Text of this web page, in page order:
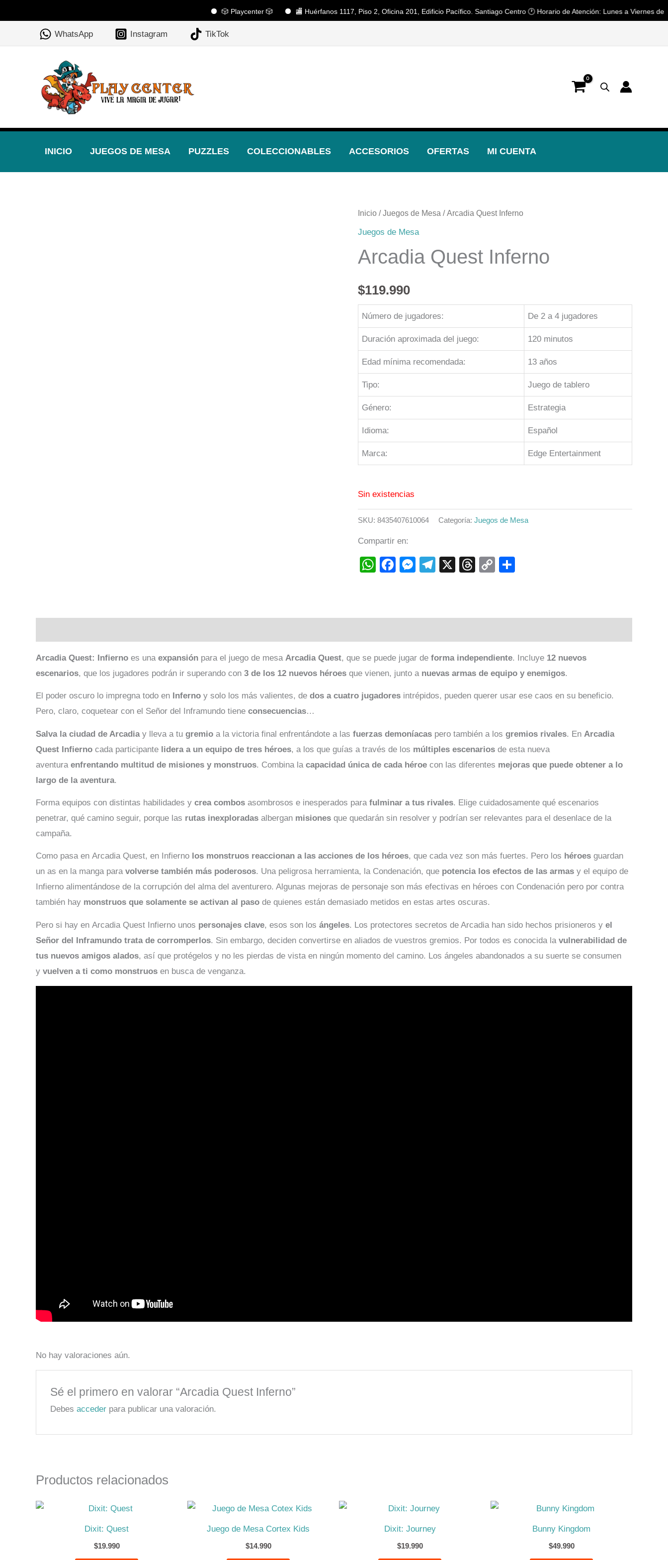
🎲 Playcenter 🎲 🏬 Huérfanos 1117, Piso 2, Oficina 201, Edificio Pacífico. Santiago Centro 🕐 Horario de Atención: Lunes a Viernes de 10:30 a
al
WhatsApp Instagram TikTok
INICIO JUEGOS DE MESA PUZZLES COLECCIONABLES ACCESORIOS OFERTAS MI CUENTA
Inicio /Juegos de Mesa / Arcadia Quest Inferno
Juegos de Mesa
Arcadia Quest Inferno
$119.990
Número de jugadores: De 2 a 4 jugadores
Duración aproximada del juego: 120 minutos
Edad mínima recomendada: 13 años
Tipo: Juego de tablero
Género: Estrategia
Idioma: Español
Marca: Edge Entertainment
Sin existencias
SKU: 8435407610064 Categoría: Juegos de Mesa
Compartir en:
WhatsApp
Facebook
Messenger
Telegram
X Threads
Copy
Arcadia Quest: Infierno es una expansión para el juego de mesa Arcadia Quest, que se puede jugar de forma independiente. Incluye 12 nuevos
escenarios, que los jugadores podrán ir superando con 3 de los 12 nuevos héroes que vienen, junto a nuevas armas de equipo y enemigos.
El poder oscuro lo impregna todo en Inferno y solo los más valientes, de dos a cuatro jugadores intrépidos, pueden querer usar ese caos en su beneficio.
Pero, claro, coquetear con el Señor del Inframundo tiene consecuencias…
Salva la ciudad de Arcadiay lleva a tu gremio a la victoria final enfrentándote a las fuerzas demoníacas pero también a los gremios rivales. En Arcadia
Quest Infierno cada participante lidera a un equipo de tres héroes, a los que guías a través de los múltiples escenarios de esta nueva
aventura enfrentando multitud de misiones y monstruos. Combina la capacidad única de cada héroe con las diferentes mejoras que puede obtener a lo
largo de la aventura.
Forma equipos con distintas habilidades y crea combos asombrosos e inesperados para fulminar a tus rivales. Elige cuidadosamente qué escenarios
penetrar, qué camino seguir, porque las rutas inexploradas albergan misiones que quedarán sin resolver y podrían ser relevantes para el desenlace de la
campaña.
Como pasa en Arcadia Quest, en Infierno los monstruos reaccionan a las acciones de los héroes, que cada vez son más fuertes. Pero los héroes guardan
un as en la manga para volverse también más poderosos. Una peligrosa herramienta, la Condenación, que potencia los efectos de las armas y el equipo de
Infierno alimentándose de la corrupción del alma del aventurero. Algunas mejoras de personaje son más efectivas en héroes con Condenación pero por contra
también hay monstruos que solamente se activan al paso de quienes están demasiado metidos en estas artes oscuras.
Pero si hay en Arcadia Quest Infierno unos personajes clave, esos son los ángeles. Los protectores secretos de Arcadia han sido hechos prisioneros y el
Señor del Inframundo trata de corromperlos. Sin embargo, deciden convertirse en aliados de vuestros gremios. Por todos es conocida la vulnerabilidad de
tus nuevos amigos alados, así que protégelos y no les pierdas de vista en ningún momento del camino. Los ángeles abandonados a su suerte se consumen
y vuelven a ti como monstruos en busca de venganza.
No hay valoraciones aún.
Sé el primero en valorar “Arcadia Quest Inferno”
Debesacceder para publicar una valoración.
Productos relacionados
Dixit: Quest
$19.990
Juego de Mesa Cortex Kids
$14.990
Dixit: Journey
$19.990
Bunny Kingdom
$49.990
🎲¡Descubre nuestras increíbles ofertas!🎲 📢 ¡OFERTAS! 🔥